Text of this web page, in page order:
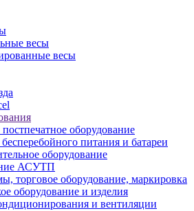
весы
весы
оборудование
питания и батареи
оборудование
АСУТП
торговое оборудование, маркировка
оборудование и изделия
и вентиляции